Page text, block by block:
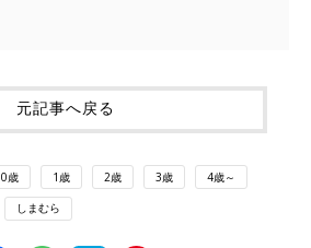
元記事へ戻る
0歳 1歳 2歳 3歳 4歳～
しまむら